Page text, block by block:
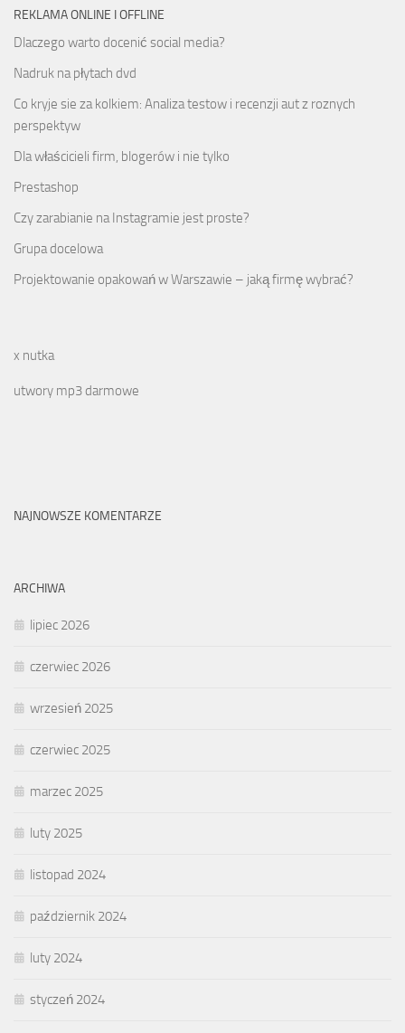
REKLAMA ONLINE I OFFLINE
Dlaczego warto docenić social media?
Nadruk na płytach dvd
Co kryje sie za kolkiem: Analiza testow i recenzji aut z roznych
perspektyw
Dla właścicieli firm, blogerów i nie tylko
Prestashop
Czy zarabianie na Instagramie jest proste?
Grupa docelowa
Projektowanie opakowań w Warszawie – jaką firmę wybrać?
x nutka
utwory mp3 darmowe
NAJNOWSZE KOMENTARZE
ARCHIWA
lipiec 2026
czerwiec 2026
wrzesień 2025
czerwiec 2025
marzec 2025
luty 2025
listopad 2024
październik 2024
luty 2024
styczeń 2024